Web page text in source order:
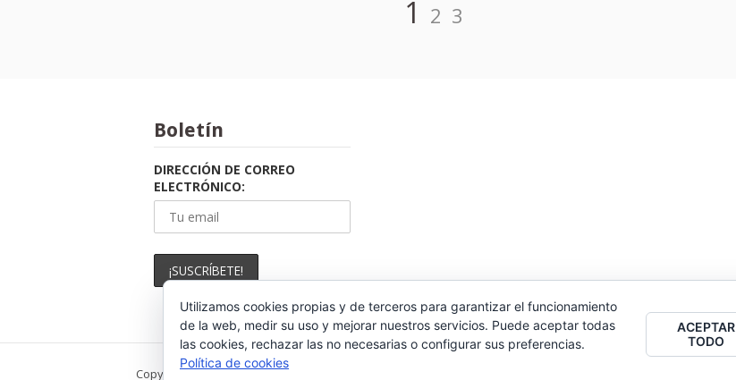
Página
1 2 3
Boletín
DIRECCIÓN DE CORREO
ELECTRÓNICO:
Copyright © 2026 . Todos los derechos reservados.
Utilizamos cookies propias y de terceros para garantizar el funcionamiento
de la web, medir su uso y mejorar nuestros servicios. Puede aceptar todas
las cookies, rechazar las no necesarias o configurar sus preferencias.
Política de cookies
ACEPTAR
TODO